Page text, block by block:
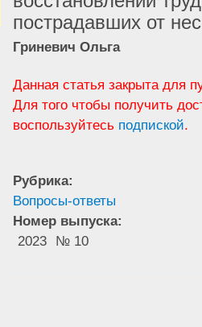
пострадавших от
Гриневич Ольга
Данная статья закрыта для
Для того чтобы получить
воспользуйтесь подпиской.
Рубрика:
Вопросы-ответы
Номер выпуска:
2023 № 10